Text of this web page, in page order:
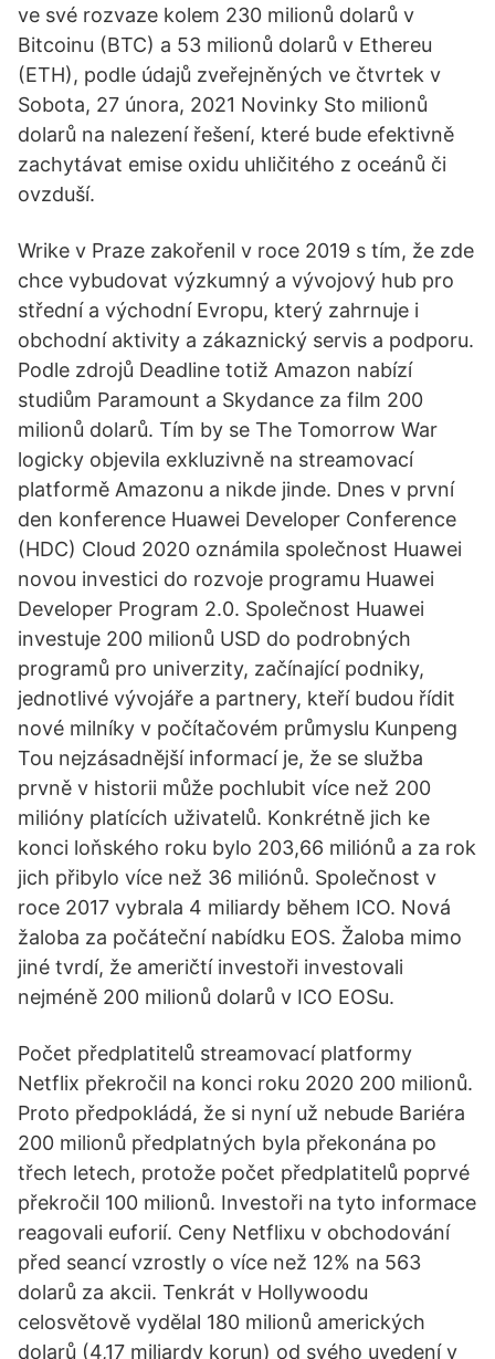
ve své rozvaze kolem 230 milionů dolarů v
Bitcoinu (BTC) a 53 milionů dolarů v Ethereu
(ETH), podle údajů zveřejněných ve čtvrtek v
Sobota, 27 února, 2021 Novinky Sto milionů
dolarů na nalezení řešení, které bude efektivně
zachytávat emise oxidu uhličitého z oceánů či
ovzduší.
Wrike v Praze zakořenil v roce 2019 s tím, že zde
chce vybudovat výzkumný a vývojový hub pro
střední a východní Evropu, který zahrnuje i
obchodní aktivity a zákaznický servis a podporu.
Podle zdrojů Deadline totiž Amazon nabízí
studiům Paramount a Skydance za film 200
milionů dolarů. Tím by se The Tomorrow War
logicky objevila exkluzivně na streamovací
platformě Amazonu a nikde jinde. Dnes v první
den konference Huawei Developer Conference
(HDC) Cloud 2020 oznámila společnost Huawei
novou investici do rozvoje programu Huawei
Developer Program 2.0. Společnost Huawei
investuje 200 milionů USD do podrobných
programů pro univerzity, začínající podniky,
jednotlivé vývojáře a partnery, kteří budou řídit
nové milníky v počítačovém průmyslu Kunpeng
Tou nejzásadnější informací je, že se služba
prvně v historii může pochlubit více než 200
milióny platících uživatelů. Konkrétně jich ke
konci loňského roku bylo 203,66 miliónů a za rok
jich přibylo více než 36 miliónů. Společnost v
roce 2017 vybrala 4 miliardy během ICO. Nová
žaloba za počáteční nabídku EOS. Žaloba mimo
jiné tvrdí, že američtí investoři investovali
nejméně 200 milionů dolarů v ICO EOSu.
Počet předplatitelů streamovací platformy
Netflix překročil na konci roku 2020 200 milionů.
Proto předpokládá, že si nyní už nebude Bariéra
200 milionů předplatných byla překonána po
třech letech, protože počet předplatitelů poprvé
překročil 100 milionů. Investoři na tyto informace
reagovali euforií. Ceny Netflixu v obchodování
před seancí vzrostly o více než 12% na 563
dolarů za akcii. Tenkrát v Hollywoodu
celosvětově vydělal 180 milionů amerických
dolarů (4,17 miliardy korun) od svého uvedení v